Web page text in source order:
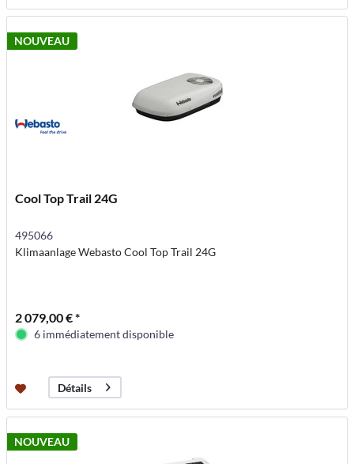
NOUVEAU
Cool Top Trail 24G
495066
Klimaanlage Webasto Cool Top Trail 24G
2 079,00 € *
6 immédiatement disponible
Détails
NOUVEAU